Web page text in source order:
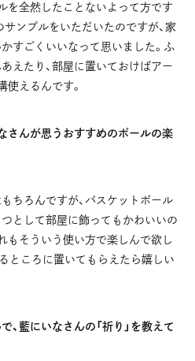
を全然したことないよって方です
サンプルをいただいたのですが、家
すごくいいなって思いました。ふ
えたり、部屋に置いておけばアー
使えるんです。
さんが思うおすすめのボールの楽
ちろんですが、バスケットボール
として部屋に飾ってもかわいいの
もそういう使い方で楽しんで欲し
ところに置いてもらえたら嬉しい
、藍にいなさんの「祈り」を教えて